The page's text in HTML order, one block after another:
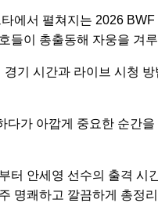
에서 펼쳐지는 2026
들이 총출동해 자웅을 겨
기 시간과 라이브 시청
가 아깝게 중요한 순간
터 안세영 선수의 출격 시
명쾌하고 깔끔하게 총정